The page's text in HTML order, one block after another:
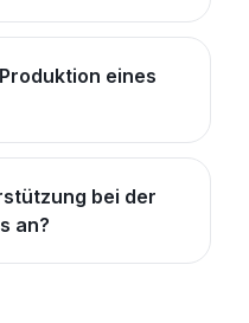
eines
bei der
an?